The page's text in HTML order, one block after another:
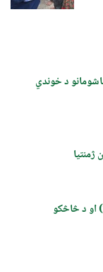
د خوندي
د پولیو/ګوزڼ ضد جزوي زرقي واکسین (fIPV) او د څاڅکو